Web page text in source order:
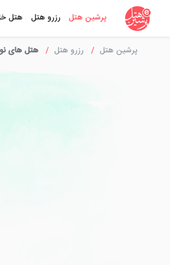
پرشین هتل رزرو هتل هتل
پرشین هتل رزرو هتل هتل های